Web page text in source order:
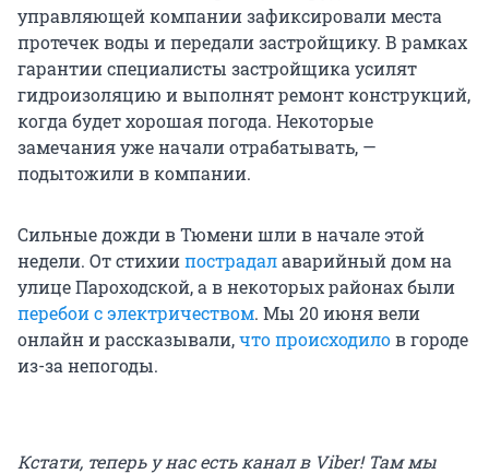
управляющей компании зафиксировали места
протечек воды и передали застройщику. В рамках
гарантии специалисты застройщика усилят
гидроизоляцию и выполнят ремонт конструкций,
когда будет хорошая погода. Некоторые
замечания уже начали отрабатывать, —
подытожили в компании.
Сильные дожди в Тюмени шли в начале этой
недели. От стихиипострадалаварийный дом на
улице Пароходской, а в некоторых районах были
перебои с электричеством. Мы 20 июня вели
онлайн и рассказывали,что происходилов городе
из-за непогоды.
Кстати, теперь у нас есть канал в Viber! Там мы